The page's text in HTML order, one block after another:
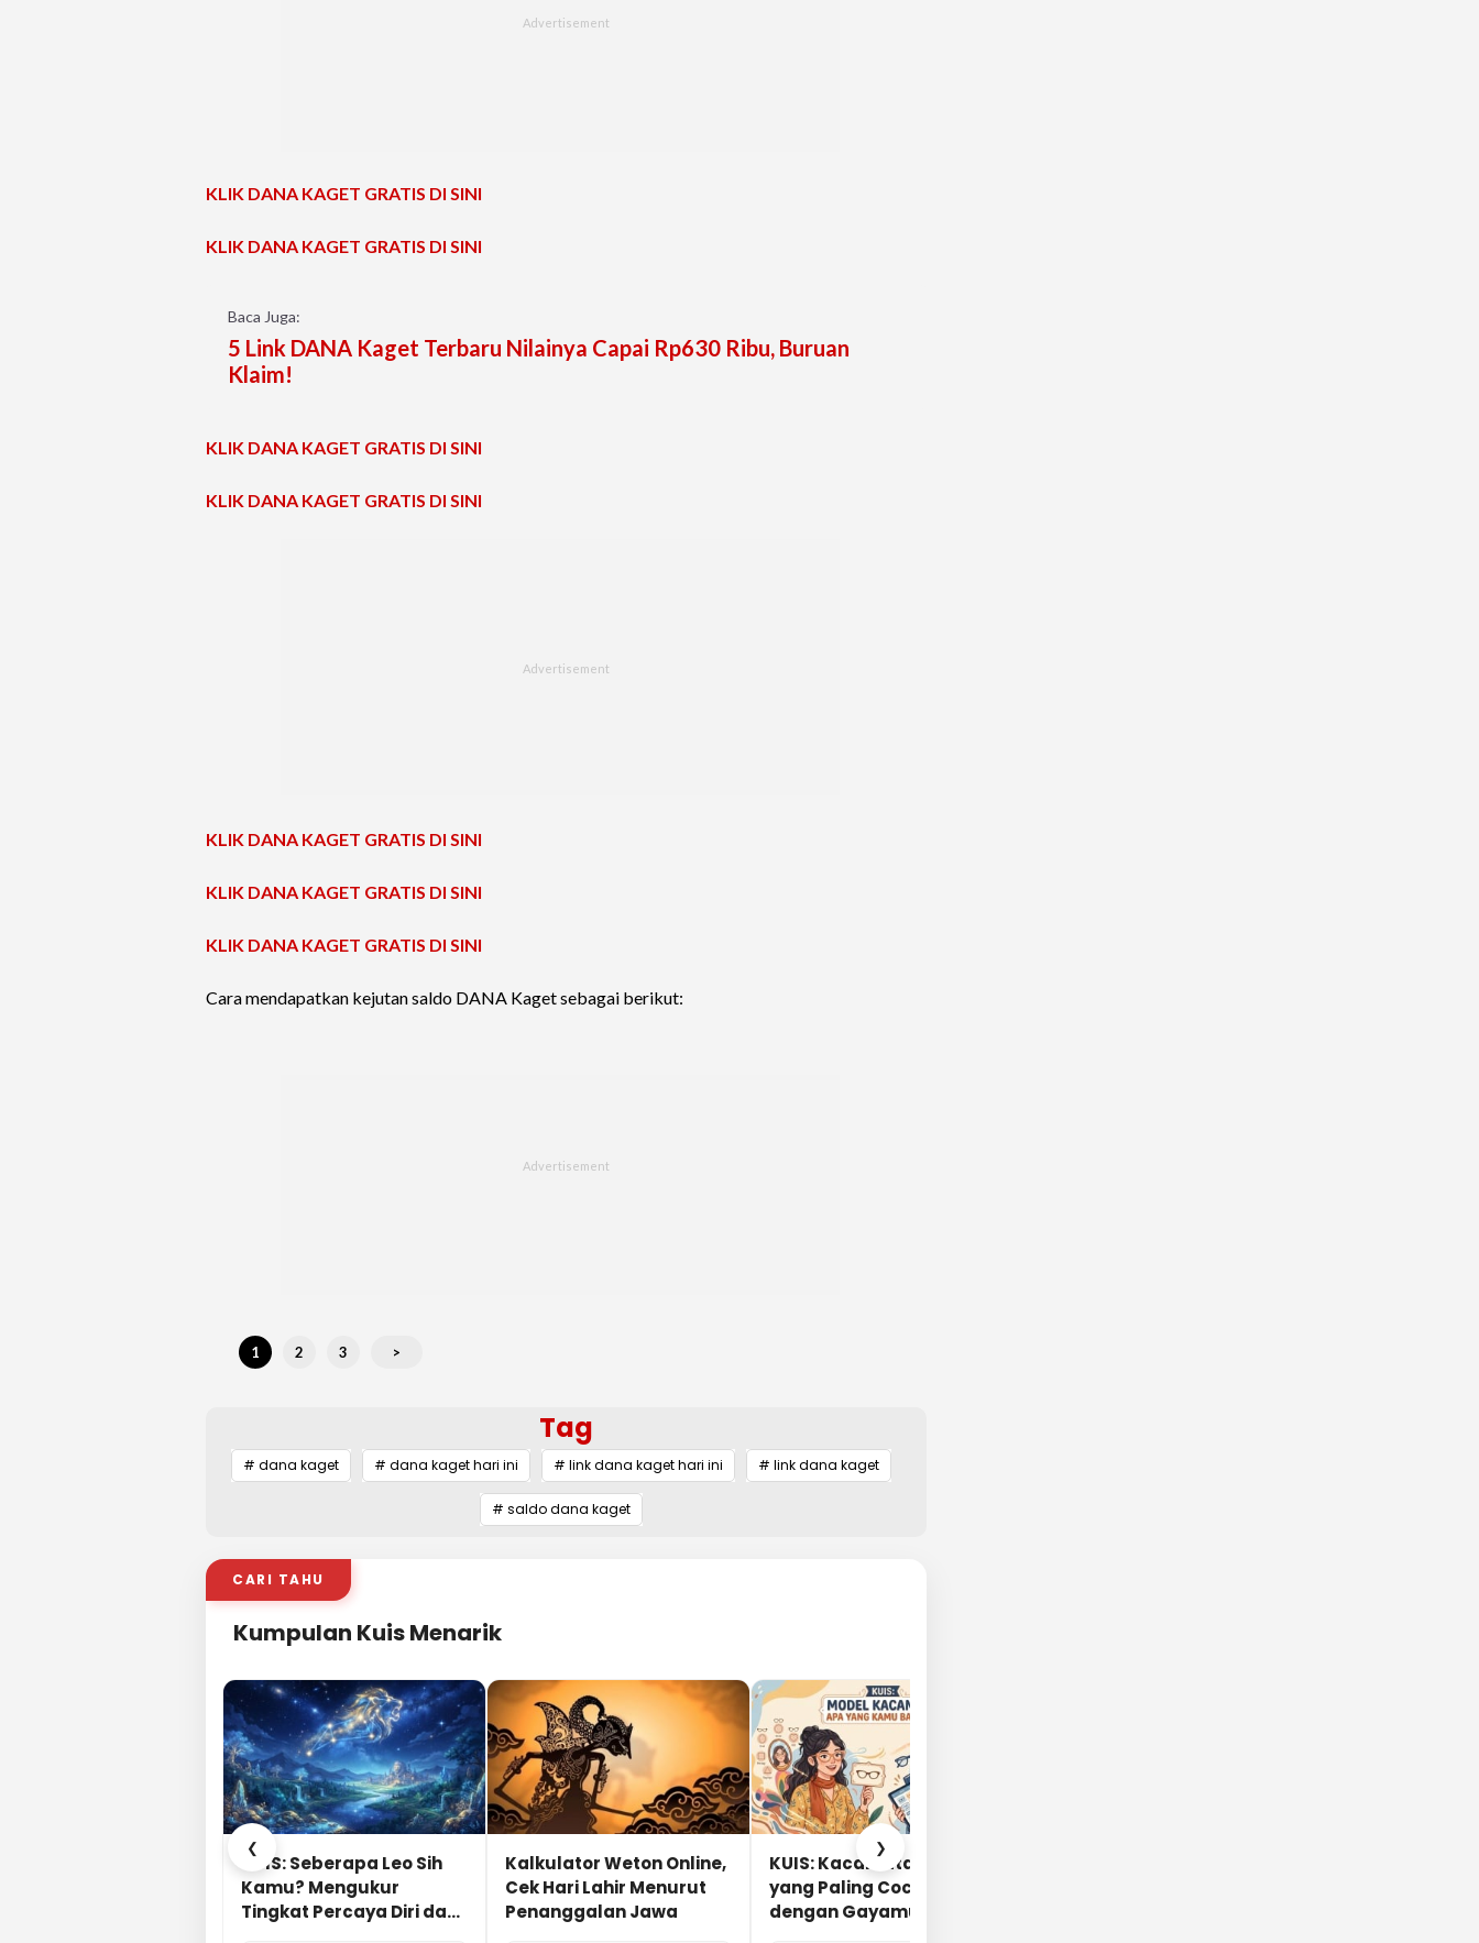
KLIK DANA KAGET GRATIS DI SINI
KLIK DANA KAGET GRATIS DI SINI
Baca Juga:
5 Link DANA Kaget Terbaru Nilainya Capai Rp630 Ribu, Buruan
Klaim!
KLIK DANA KAGET GRATIS DI SINI
KLIK DANA KAGET GRATIS DI SINI
KLIK DANA KAGET GRATIS DI SINI
KLIK DANA KAGET GRATIS DI SINI
KLIK DANA KAGET GRATIS DI SINI
Cara mendapatkan kejutan saldo DANA Kaget sebagai berikut:
1 2 3 >
Tag
# dana kaget # dana kaget hari ini # link dana kaget hari ini # link dana kaget
# saldo dana kaget
CARI TAHU
Kumpulan Kuis Menarik
❮
KUIS: Seberapa Leo Sih
Kamu? Mengukur
Tingkat Percaya Diri dan
Kalkulator Weton Online,
Cek Hari Lahir Menurut
Penanggalan Jawa
KUIS: Kacamata Apa
yang Paling Cocok
dengan Gayamu?
❯